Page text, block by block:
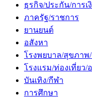
ธุรกิจ/ประกัน/การเ
ภาครัฐ/ราชการ
ยานยนต์
อสังหา
โรงพยบาล/สุขภาพ
โรงแรม/ท่องเที่ยว/
บันเทิง/กีฬา
การศึกษา